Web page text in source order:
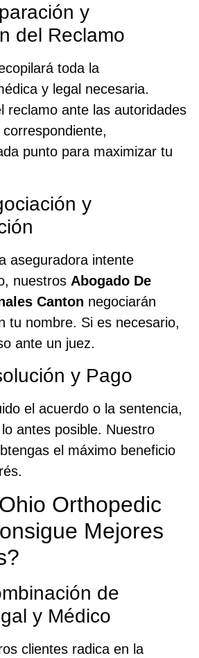
y
del Reclamo
toda la
y legal necesaria.
reclamo ante las autoridades
punto para maximizar tu
y
aseguradora intente
nuestros Abogado De
Canton negociarán
tu nombre. Si es necesario,
ante un juez.
y Pago
el acuerdo o la sentencia,
antes posible. Nuestro
el máximo beneficio
Orthopedic
Mejores
de
y Médico
clientes radica en la